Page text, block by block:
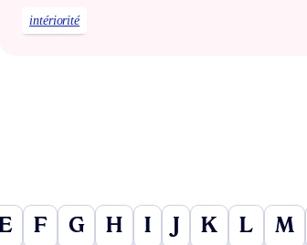
intériorité
F G H I J K L M